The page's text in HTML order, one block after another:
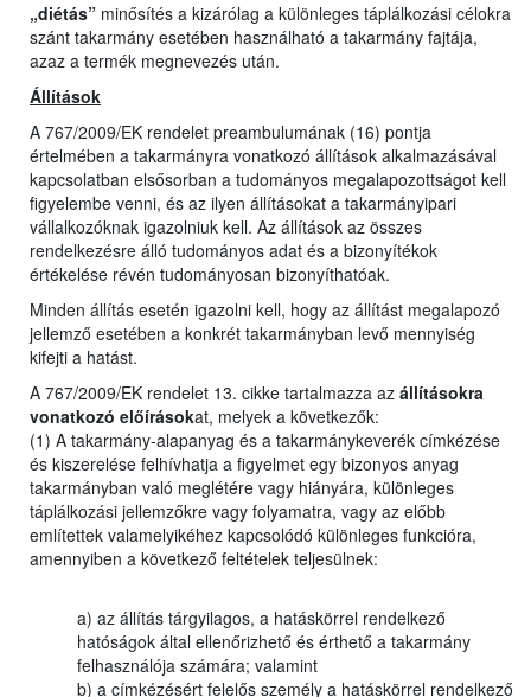
„diétás” minősítés a kizárólag a különleges táplálkozási célokra
szánt takarmány esetében használható a takarmány fajtája,
azaz a termék megnevezés után.
Állítások
A 767/2009/EK rendelet preambulumának (16) pontja
értelmében a takarmányra vonatkozó állítások alkalmazásával
kapcsolatban elsősorban a tudományos megalapozottságot kell
figyelembe venni, és az ilyen állításokat a takarmányipari
vállalkozóknak igazolniuk kell. Az állítások az összes
rendelkezésre álló tudományos adat és a bizonyítékok
értékelése révén tudományosan bizonyíthatóak.
Minden állítás esetén igazolni kell, hogy az állítást megalapozó
jellemző esetében a konkrét takarmányban levő mennyiség
kifejti a hatást.
A 767/2009/EK rendelet 13. cikke tartalmazza az állításokra
vonatkozó előírásokat, melyek a következők:
(1) A takarmány-alapanyag és a takarmánykeverék címkézése
és kiszerelése felhívhatja a figyelmet egy bizonyos anyag
takarmányban való meglétére vagy hiányára, különleges
táplálkozási jellemzőkre vagy folyamatra, vagy az előbb
említettek valamelyikéhez kapcsolódó különleges funkcióra,
amennyiben a következő feltételek teljesülnek:
a) az állítás tárgyilagos, a hatáskörrel rendelkező
hatóságok által ellenőrizhető és érthető a takarmány
felhasználója számára; valamint
b) a címkézésért felelős személy a hatáskörrel rendelkező